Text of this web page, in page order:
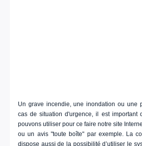
Un grave incendie, une inondation ou une
cas de situation d'urgence, il est important
pouvons utiliser pour ce faire notre site
ou un avis "toute boîte" par exemple. La
dispose aussi de la possibilité d’utiliser le